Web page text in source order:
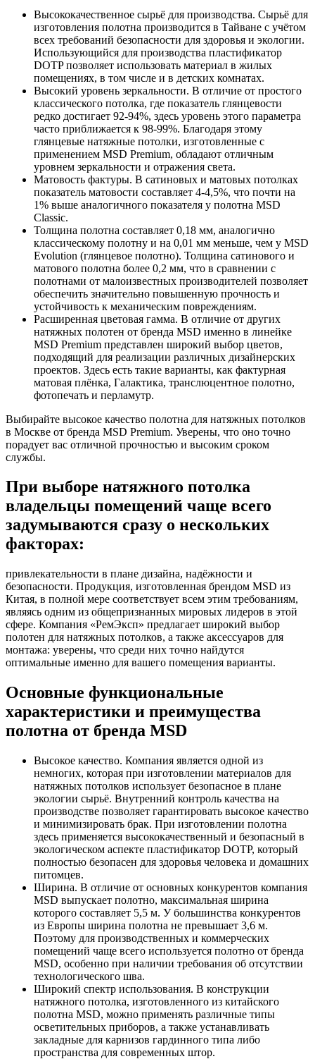
Высококачественное сырьё для производства. Сырьё для
изготовления полотна производится в Тайване с учётом
всех требований безопасности для здоровья и экологии.
Использующийся для производства пластификатор
DOTP позволяет использовать материал в жилых
помещениях, в том числе и в детских комнатах.
Высокий уровень зеркальности. В отличие от простого
классического потолка, где показатель глянцевости
редко достигает 92-94%, здесь уровень этого параметра
часто приближается к 98-99%. Благодаря этому
глянцевые натяжные потолки, изготовленные с
применением MSD Premium, обладают отличным
уровнем зеркальности и отражения света.
Матовость фактуры. В сатиновых и матовых потолках
показатель матовости составляет 4-4,5%, что почти на
1% выше аналогичного показателя у полотна MSD
Classic.
Толщина полотна составляет 0,18 мм, аналогично
классическому полотну и на 0,01 мм меньше, чем у MSD
Evolution (глянцевое полотно). Толщина сатинового и
матового полотна более 0,2 мм, что в сравнении с
полотнами от малоизвестных производителей позволяет
обеспечить значительно повышенную прочность и
устойчивость к механическим повреждениям.
Расширенная цветовая гамма. В отличие от других
натяжных полотен от бренда MSD именно в линейке
MSD Premium представлен широкий выбор цветов,
подходящий для реализации различных дизайнерских
проектов. Здесь есть такие варианты, как фактурная
матовая плёнка, Галактика, транслюцентное полотно,
фотопечать и перламутр.
Выбирайте высокое качество полотна для натяжных потолков
в Москве от бренда MSD Premium. Уверены, что оно точно
порадует вас отличной прочностью и высоким сроком
службы.
При выборе натяжного потолка
владельцы помещений чаще всего
задумываются сразу о нескольких
факторах:
привлекательности в плане дизайна, надёжности и
безопасности. Продукция, изготовленная брендом MSD из
Китая, в полной мере соответствует всем этим требованиям,
являясь одним из общепризнанных мировых лидеров в этой
сфере. Компания «РемЭксп» предлагает широкий выбор
полотен для натяжных потолков, а также аксессуаров для
монтажа: уверены, что среди них точно найдутся
оптимальные именно для вашего помещения варианты.
Основные функциональные
характеристики и преимущества
полотна от бренда MSD
Высокое качество. Компания является одной из
немногих, которая при изготовлении материалов для
натяжных потолков использует безопасное в плане
экологии сырьё. Внутренний контроль качества на
производстве позволяет гарантировать высокое качество
и минимизировать брак. При изготовлении полотна
здесь применяется высококачественный и безопасный в
экологическом аспекте пластификатор DOTP, который
полностью безопасен для здоровья человека и домашних
питомцев.
Ширина. В отличие от основных конкурентов компания
MSD выпускает полотно, максимальная ширина
которого составляет 5,5 м. У большинства конкурентов
из Европы ширина полотна не превышает 3,6 м.
Поэтому для производственных и коммерческих
помещений чаще всего используется полотно от бренда
MSD, особенно при наличии требования об отсутствии
технологического шва.
Широкий спектр использования. В конструкции
натяжного потолка, изготовленного из китайского
полотна MSD, можно применять различные типы
осветительных приборов, а также устанавливать
закладные для карнизов гардинного типа либо
пространства для современных штор.